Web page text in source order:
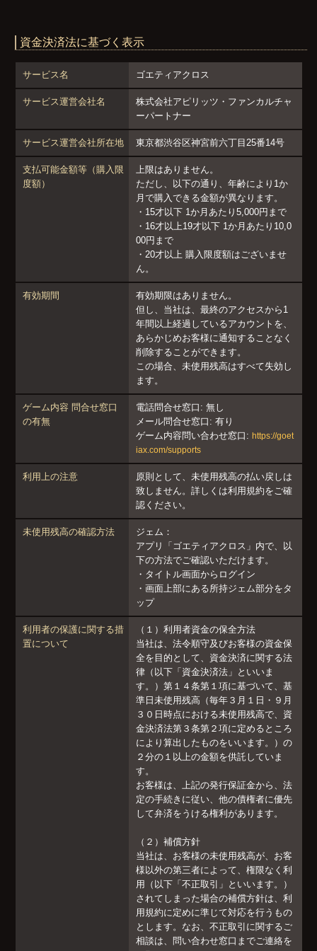
資金決済法に基づく表示
サービス名 ゴエティアクロス
サービス運営会社名
株式会社アピリッツ・ファンカルチャ
ーパートナー
サービス運営会社所在地 東京都渋谷区神宮前六丁目25番14号
支払可能金額等（購入限
度額）
上限はありません。
ただし、以下の通り、年齢により1か
月で購入できる金額が異なります。
・15才以下 1か月あたり5,000円まで
・16才以上19才以下 1か月あたり10,0
00円まで
・20才以上 購入限度額はございませ
ん。
有効期間
有効期限はありません。
但し、当社は、最終のアクセスから1
年間以上経過しているアカウントを、
あらかじめお客様に通知することなく
削除することができます。
この場合、未使用残高はすべて失効し
ます。
ゲーム内容 問合せ窓口
の有無
電話問合せ窓口: 無し
メール問合せ窓口: 有り
ゲーム内容問い合わせ窓口: https://goet
iax.com/supports
利用上の注意
原則として、未使用残高の払い戻しは
致しません。詳しくは利用規約をご確
認ください。
未使用残高の確認方法
ジェム：
アプリ「ゴエティアクロス」内で、以
下の方法でご確認いただけます。
・タイトル画面からログイン
・画面上部にある所持ジェム部分をタ
ップ
利用者の保護に関する措
置について
（１）利用者資金の保全方法
当社は、法令順守及びお客様の資金保
全を目的として、資金決済に関する法
律（以下「資金決済法」といいま
す。）第１４条第１項に基づいて、基
準日未使用残高（毎年３月１日・９月
３０日時点における未使用残高で、資
金決済法第３条第２項に定めるところ
により算出したものをいいます。）の
２分の１以上の金額を供託していま
す。
お客様は、上記の発行保証金から、法
定の手続きに従い、他の債権者に優先
して弁済をうける権利があります。
（２）補償方針
当社は、お客様の未使用残高が、お客
様以外の第三者によって、権限なく利
用（以下「不正取引」といいます。）
されてしまった場合の補償方針は、利
用規約に定めに準じて対応を行うもの
とします。なお、不正取引に関するご
相談は、問い合わせ窓口までご連絡を